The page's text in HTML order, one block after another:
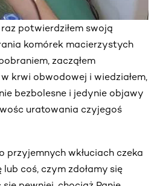
potwierdziłem swoją
komórek macierzystych
zacząłem
krwi obwodowej i wiedziałem,
bezbolesne i jedynie objawy
uratowania czyjegoś
przyjemnych wkłuciach czeka
coś, czym zdołamy się